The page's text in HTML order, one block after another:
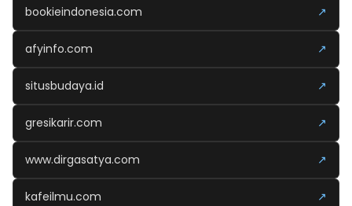
bookieindonesia.com ↗
afyinfo.com ↗
situsbudaya.id ↗
gresikarir.com ↗
www.dirgasatya.com ↗
kafeilmu.com ↗